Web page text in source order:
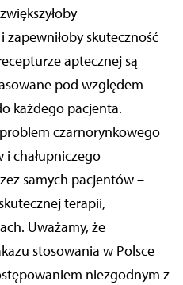
skuteczność
aptecznej są
pod względem
każdego pacjenta.
czarnorynkowego
i chałupniczego
samych pacjentów –
terapii,
Uważamy, że
stosowania w Polsce
niezgodnym z